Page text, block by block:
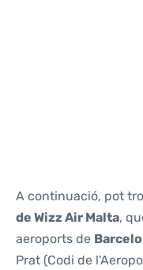
A continuació, pot
de Wizz Air Malta,
aeroports de
Prat (Codi de